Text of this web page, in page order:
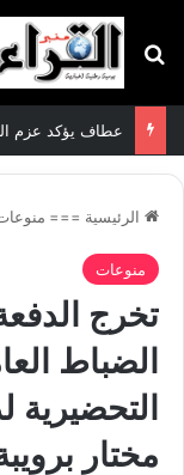
بحث عن
الرئيسية ===
منوعات
تخرج
الضباط
مختار